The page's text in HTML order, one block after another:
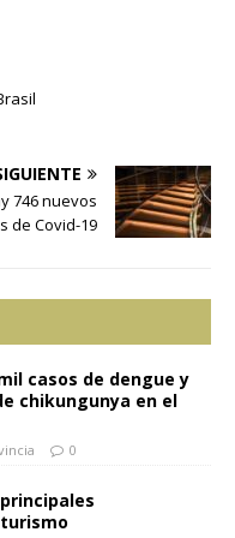
746 nuevos
de Covid-19
casos de dengue y
chikungunya en el
0